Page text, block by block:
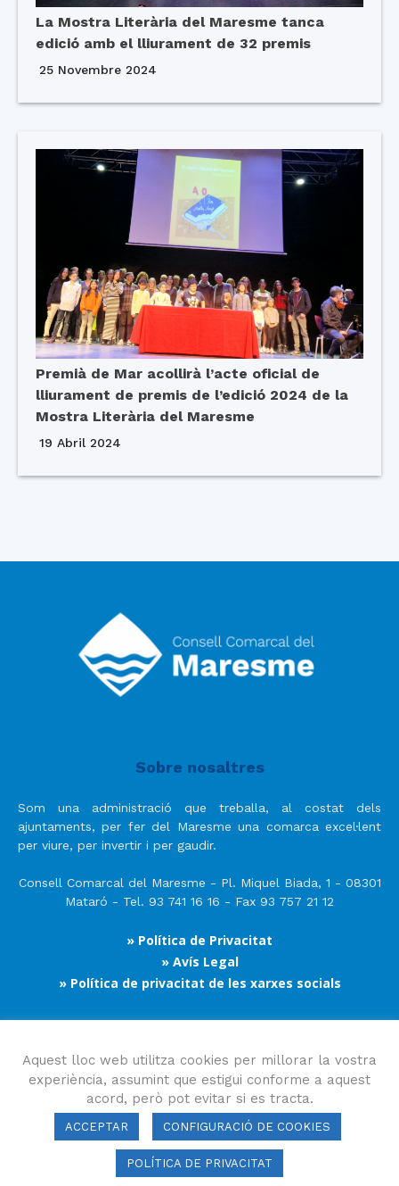
La Mostra Literària del Maresme tanca
edició amb el lliurament de 32 premis
25 Novembre 2024
Premià de Mar acollirà l’acte oficial de
lliurament de premis de l’edició 2024 de la
Mostra Literària del Maresme
19 Abril 2024
Sobre nosaltres
Som una administració que treballa, al costat dels
ajuntaments, per fer del Maresme una comarca excel·lent
per viure, per invertir i per gaudir.
Consell Comarcal del Maresme - Pl. Miquel Biada, 1 - 08301
Mataró - Tel. 93 741 16 16 - Fax 93 757 21 12
» Política de Privacitat
» Avís Legal
» Política de privacitat de les xarxes socials
Segueix-nos
Consell Comarcal del Maresme 2023 Copyright © Tots els drets
Aquest lloc web utilitza cookies per millorar la vostra
experiència, assumint que estigui conforme a aquest
acord, però pot evitar si es tracta.
ACCEPTAR CONFIGURACIÓ DE COOKIES
POLÍTICA DE PRIVACITAT